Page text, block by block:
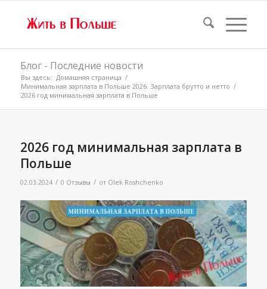
Блог - Последние новости
Вы здесь: Домашняя страница /
Минимальная зарплата в Польше 2026. Зарплата брутто и нетто /
2026 год минимальная зарплата в Польше
2026 год минимальная зарплата в
Польше
02.03.2024 / 0 Отзывы / от Olek Roshchenko